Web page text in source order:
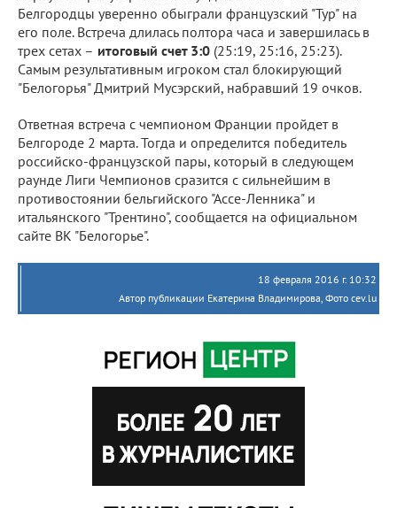
Белгородцы уверенно обыграли французский "Тур" на
его поле. Встреча длилась полтора часа и завершилась в
трех сетах – итоговый счет 3:0 (25:19, 25:16, 25:23).
Самым результативным игроком стал блокирующий
"Белогорья" Дмитрий Мусэрский, набравший 19 очков.
Ответная встреча с чемпионом Франции пройдет в
Белгороде 2 марта. Тогда и определится победитель
российско-французской пары, который в следующем
раунде Лиги Чемпионов сразится с сильнейшим в
противостоянии бельгийского "Ассе-Ленника" и
итальянского "Трентино", сообщается на официальном
сайте ВК "Белогорье".
18 февраля 2016 г. 10:32
Автор публикации Екатерина Владимирова, Фото cev.lu